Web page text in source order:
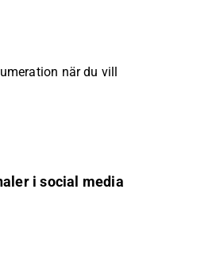
när du vill
i social media